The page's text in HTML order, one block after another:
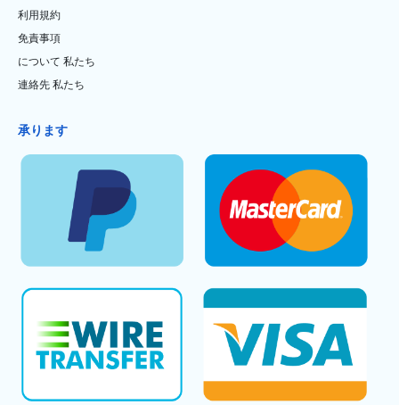
利用規約
免責事項
について 私たち
連絡先 私たち
承ります